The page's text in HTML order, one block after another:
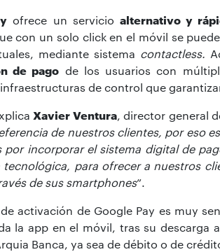
ofrece un servicioalternativo y
con un solo click en el móvil se
mediante sistema contactless.
de pago de los usuarios con
de control que
Xavier Ventura, director general
de nuestros clientes, por eso
por incorporar el sistema digital de
tecnológica, para ofrecer a nuestros
de sus smartphones”.
activación de Google Pay es muy
la app en el móvil, tras su descarga
Banca, ya sea de débito o de